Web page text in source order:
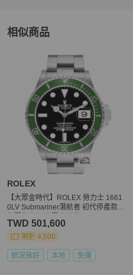
相似商品
ROLEX男錶
ROLEX
【大眾金時代】ROLEX 勞力士 1661
0LV Submariner潛航者 初代停產款
TWD 501,600
現折 4,500
狀況良好 本地 免運